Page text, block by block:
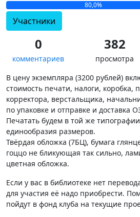
80,0%
Участники
0
комментариев
382
просмотра
В цену экземпляра (3200 рублей)
стоимость печати, налоги, коробка,
корректора, верстальщика,
по упаковке и отправке и доставка
Печатать будем в той же
единообразия размеров.
Твёрдая обложка (7БЦ), бумага
гоццо не бликующая так сильно,
цветная обложка.
Если у вас в библиотеке нет
для участия её надо приобрести.
пойдут в фонд клуба на текущие